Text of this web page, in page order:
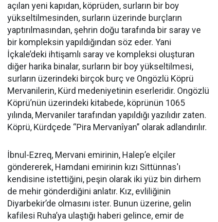
açılan yeni kapıdan, köprüden, surların bir boy
yükseltilmesinden, surların üzerinde burçların
yaptırılmasından, şehrin doğu tarafında bir saray ve
bir kompleksin yapıldığından söz eder. Yani
İçkale’deki ihtişamlı saray ve kompleksi oluşturan
diğer harika binalar, surların bir boy yükseltilmesi,
surların üzerindeki birçok burç ve Ongözlü Köprü
Mervanilerin, Kürd medeniyetinin eserleridir. Ongözlü
Köprü’nün üzerindeki kitabede, köprünün 1065
yılında, Mervaniler tarafından yapıldığı yazılıdır zaten.
Köprü, Kürdçede “Pira Mervanîyan” olarak adlandırılır.
İbnul-Ezreq, Mervani emirinin, Halep’e elçiler
göndererek, Hamdani emirinin kızı Sittünnas'ı
kendisine istettiğini, peşin olarak iki yüz bin dirhem
de mehir gönderdiğini anlatır. Kız, evliliğinin
Diyarbekir’de olmasını ister. Bunun üzerine, gelin
kafilesi Ruha’ya ulaştığı haberi gelince, emir de